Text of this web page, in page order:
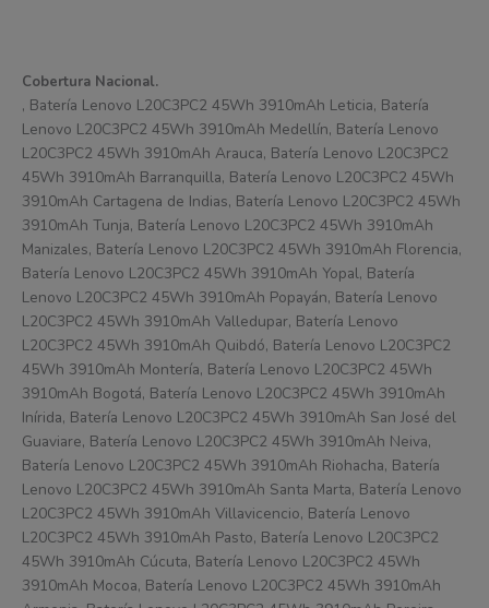
Cobertura Nacional.
, Batería Lenovo L20C3PC2 45Wh 3910mAh Leticia, Batería
Lenovo L20C3PC2 45Wh 3910mAh Medellín, Batería Lenovo
L20C3PC2 45Wh 3910mAh Arauca, Batería Lenovo L20C3PC2
45Wh 3910mAh Barranquilla, Batería Lenovo L20C3PC2 45Wh
3910mAh Cartagena de Indias, Batería Lenovo L20C3PC2 45Wh
3910mAh Tunja, Batería Lenovo L20C3PC2 45Wh 3910mAh
Manizales, Batería Lenovo L20C3PC2 45Wh 3910mAh Florencia,
Batería Lenovo L20C3PC2 45Wh 3910mAh Yopal, Batería
Lenovo L20C3PC2 45Wh 3910mAh Popayán, Batería Lenovo
L20C3PC2 45Wh 3910mAh Valledupar, Batería Lenovo
L20C3PC2 45Wh 3910mAh Quibdó, Batería Lenovo L20C3PC2
45Wh 3910mAh Montería, Batería Lenovo L20C3PC2 45Wh
3910mAh Bogotá, Batería Lenovo L20C3PC2 45Wh 3910mAh
Inírida, Batería Lenovo L20C3PC2 45Wh 3910mAh San José del
Guaviare, Batería Lenovo L20C3PC2 45Wh 3910mAh Neiva,
Batería Lenovo L20C3PC2 45Wh 3910mAh Riohacha, Batería
Lenovo L20C3PC2 45Wh 3910mAh Santa Marta, Batería Lenovo
L20C3PC2 45Wh 3910mAh Villavicencio, Batería Lenovo
L20C3PC2 45Wh 3910mAh Pasto, Batería Lenovo L20C3PC2
45Wh 3910mAh Cúcuta, Batería Lenovo L20C3PC2 45Wh
3910mAh Mocoa, Batería Lenovo L20C3PC2 45Wh 3910mAh